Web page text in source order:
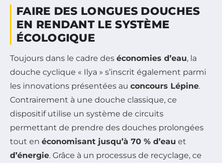
FAIRE DES LONGUES DOUCHES
EN RENDANT LE SYSTÈME
ÉCOLOGIQUE
Toujours dans le cadre des économies d’eau, la
douche cyclique « Ilya » s’inscrit également parmi
les innovations présentées au concours Lépine.
Contrairement à une douche classique, ce
dispositif utilise un système de circuits
permettant de prendre des douches prolongées
tout en économisant jusqu’à 70 % d’eau et
d’énergie. Grâce à un processus de recyclage, ce